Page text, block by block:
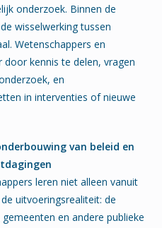
onderzoek. Binnen de
wisselwerking tussen
Wetenschappers en
kennis te delen, vragen
en
in interventies of nieuwe
van beleid en
leren niet alleen vanuit
uitvoeringsrealiteit: de
en andere publieke